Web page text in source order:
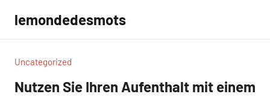
contenu
lemondedesmots
Uncategorized
Nutzen Sie Ihren Aufenthalt mit einem